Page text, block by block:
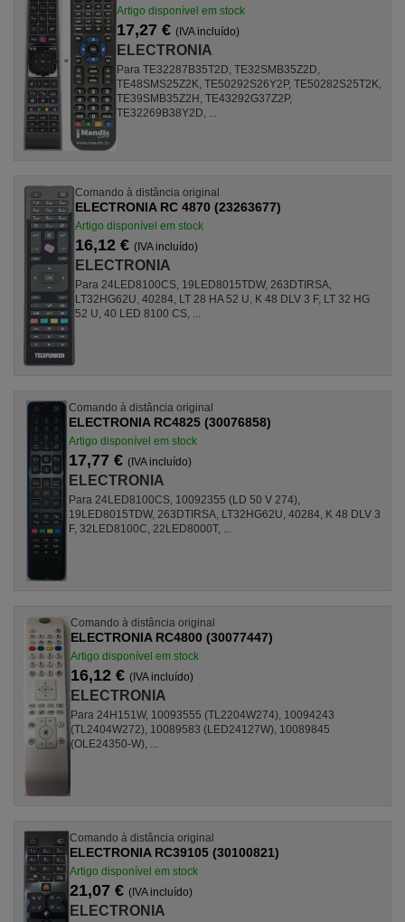
Artigo disponível em stock
17,27 € (IVA incluído)
ELECTRONIA
Para TE32287B35T2D, TE32SMB35Z2D,
TE48SMS25Z2K, TE50292S26Y2P, TE50282S25T2K,
TE39SMB35Z2H, TE43292G37Z2P,
TE32269B38Y2D, ...
Comando à distância original
ELECTRONIA RC 4870 (23263677)
Artigo disponível em stock
16,12 € (IVA incluído)
ELECTRONIA
Para 24LED8100CS, 19LED8015TDW, 263DTIRSA,
LT32HG62U, 40284, LT 28 HA 52 U, K 48 DLV 3 F, LT 32 HG
52 U, 40 LED 8100 CS, ...
Comando à distância original
ELECTRONIA RC4825 (30076858)
Artigo disponível em stock
17,77 € (IVA incluído)
ELECTRONIA
Para 24LED8100CS, 10092355 (LD 50 V 274),
19LED8015TDW, 263DTIRSA, LT32HG62U, 40284, K 48 DLV 3
F, 32LED8100C, 22LED8000T, ...
Comando à distância original
ELECTRONIA RC4800 (30077447)
Artigo disponível em stock
16,12 € (IVA incluído)
ELECTRONIA
Para 24H151W, 10093555 (TL2204W274), 10094243
(TL2404W272), 10089583 (LED24127W), 10089845
(OLE24350-W), ...
Comando à distância original
ELECTRONIA RC39105 (30100821)
Artigo disponível em stock
21,07 € (IVA incluído)
ELECTRONIA